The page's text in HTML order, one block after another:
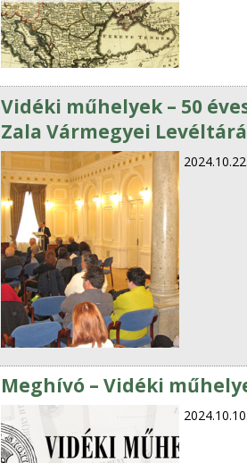
Vidéki műhelyek – 50
Zala Vármegyei
2024.10.22.
Meghívó – Vidéki
2024.10.10.